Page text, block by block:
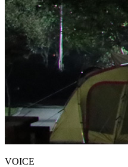
VOICE